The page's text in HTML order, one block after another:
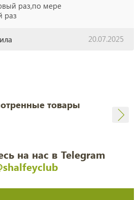
раз,по мере
раз
20.07.2025
товары
на нас в Telegram